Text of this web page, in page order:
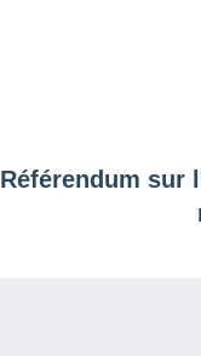
Référendum sur